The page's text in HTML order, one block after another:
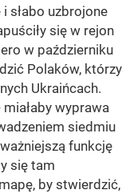
słabo uzbrojone
się w rejon
w październiku
Polaków, którzy
Ukraińcach.
wyprawa
siedmiu
funkcję
się tam
by stwierdzić,